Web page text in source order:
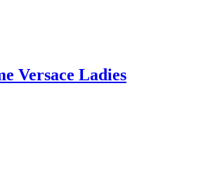
Versace Ladies